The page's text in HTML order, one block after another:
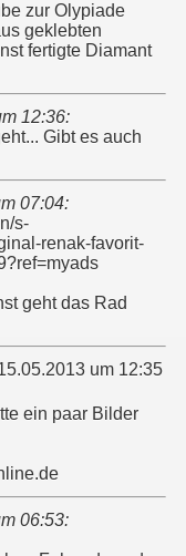
zur Olypiade
geklebten
fertigte Diamant
12:36:
Gibt es auch
07:04:
s-
renak-favorit-
geht das Rad
um 12:35
ein paar Bilder
06:53: